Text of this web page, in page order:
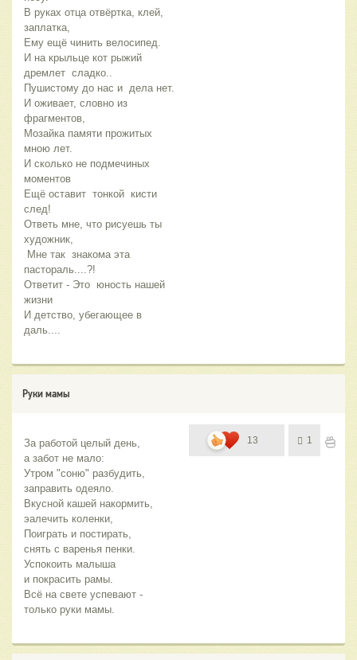
В руках отца отвёртка, клей,
заплатка,
Ему ещё чинить велосипед.
И на крыльце кот рыжий
дремлет  сладко..
И оживает, словно из
фрагментов,
Мозайка памяти прожитых
мною лет.
И сколько не подмечиных
моментов
Ещё оставит  тонкой  кисти
след!
Ответь мне, что рисуешь ты
художник,
пастораль....?!
Ответит - Это  юность нашей
жизни
И детство, убегающее в
даль....
Руки мамы
За работой целый день,
а забот не мало:
Утром "соню" разбудить,
заправить одеяло.
Вкусной кашей накормить,
эалечить коленки,
Поиграть и постирать,
снять с варенья пенки.
Успокоить малыша
и покрасить рамы.
Всё на свете успевают -
только руки мамы.
13 1